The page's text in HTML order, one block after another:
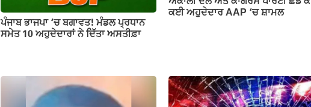
ਪੰਜਾਬ ਭਾਜਪਾ ‘ਚ ਬਗਾਵਤ! ਮੰਡਲ ਪ੍ਰਧਾਨ
ਸਮੇਤ 10 ਅਹੁਦੇਦਾਰਾਂ ਨੇ ਦਿੱਤਾ ਅਸਤੀਫ਼ਾ
ਕਈ ਅਹੁਦੇਦਾਰ AAP ‘ਚ ਸ਼ਾਮਲ